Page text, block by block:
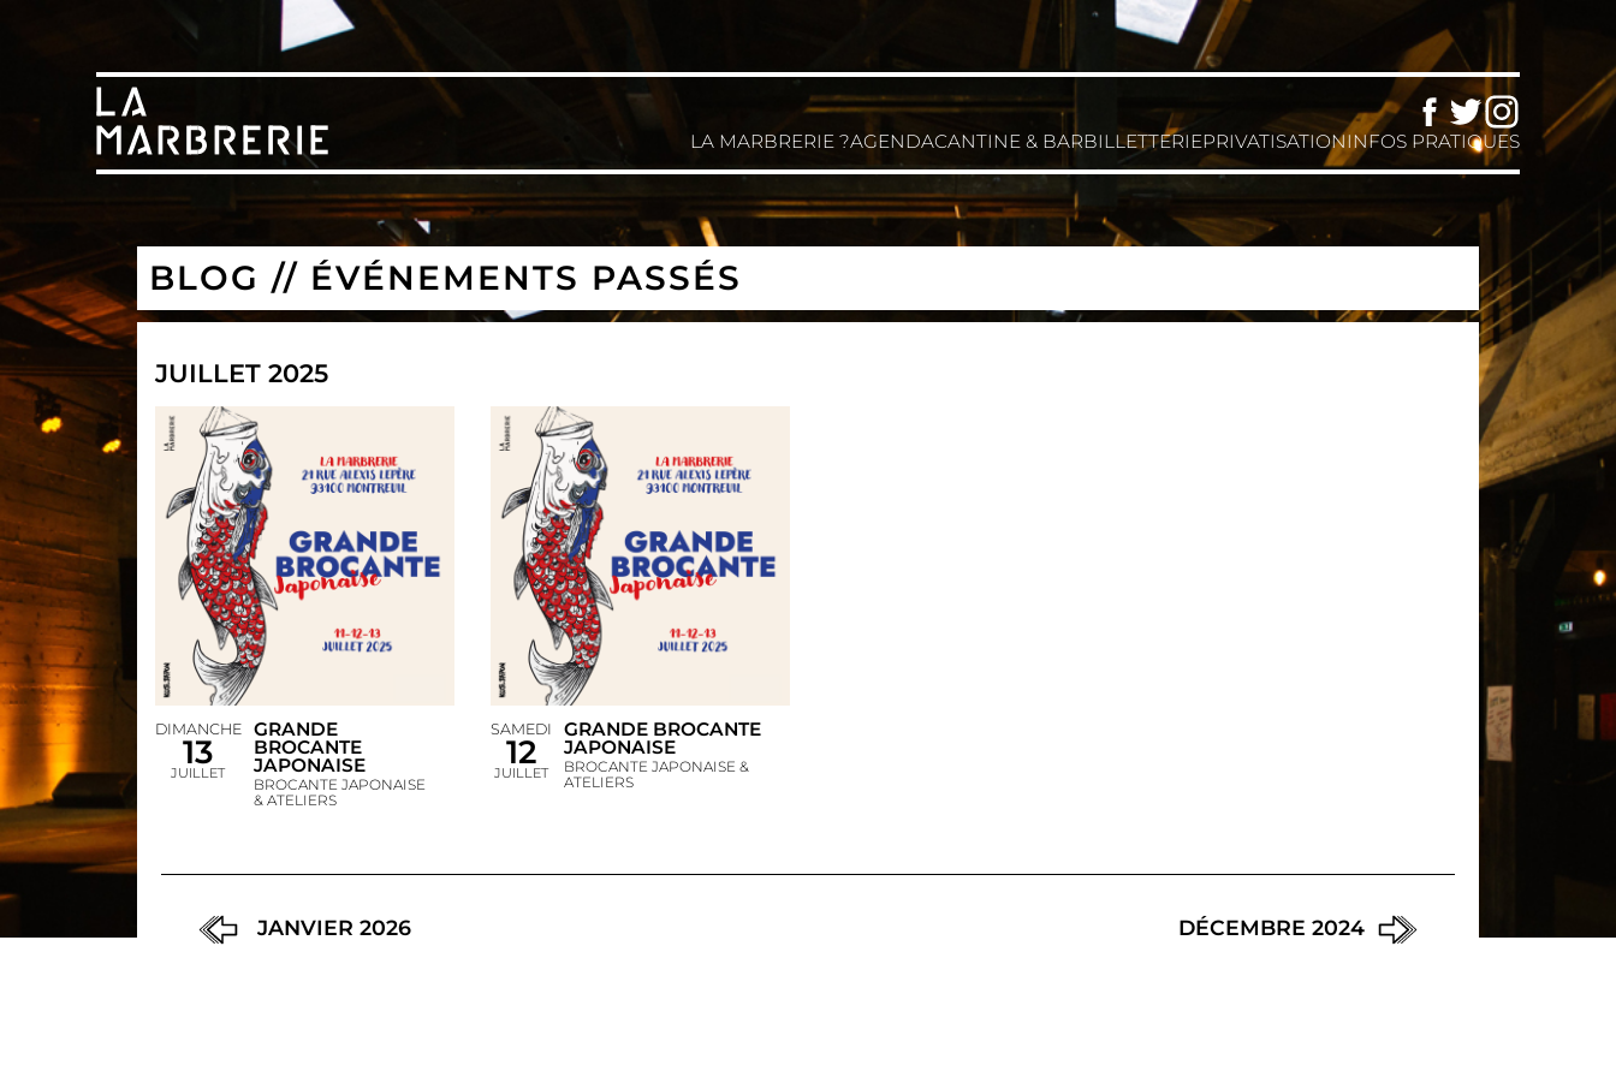
Facebook
TwitterInstagram
LA MARBRERIE ?AGENDACANTINE & BARBILLETTERIEPRIVATISATIONINFOS PRATIQUES
BLOG // ÉVÉNEMENTS PASSÉS
JUILLET 2025
DIMANCHE
13
JUILLET
GRANDE
BROCANTE
JAPONAISE
BROCANTE JAPONAISE
& ATELIERS
SAMEDI
12
JUILLET
GRANDE BROCANTE
JAPONAISE
BROCANTE JAPONAISE &
ATELIERS
JANVIER 2026 DÉCEMBRE 2024